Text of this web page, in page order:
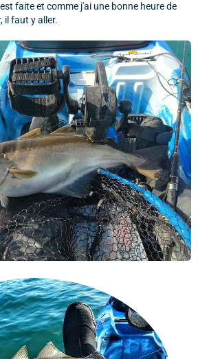
faite et comme j'ai une bonne heure de
il faut y aller.